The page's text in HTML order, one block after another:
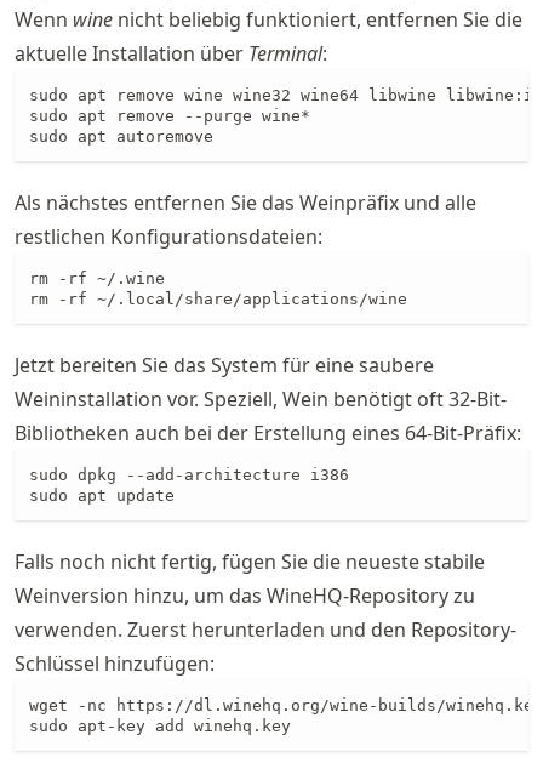
Wenn wine nicht beliebig funktioniert, entfernen Sie die
aktuelle Installation über Terminal:
sudo apt remove wine wine32 wine64 libwine
sudo apt remove --purge wine*
sudo apt autoremove
Als nächstes entfernen Sie das Weinpräfix und alle
restlichen Konfigurationsdateien:
rm -rf ~/.wine
rm -rf ~/.local/share/applications/wine
Jetzt bereiten Sie das System für eine saubere
Weininstallation vor. Speziell, Wein benötigt oft 32-Bit-
Bibliotheken auch bei der Erstellung eines 64-Bit-Präfix:
sudo dpkg --add-architecture i386
sudo apt update
Falls noch nicht fertig, fügen Sie die neueste stabile
Weinversion hinzu, um das WineHQ-Repository zu
verwenden. Zuerst herunterladen und den Repository-
Schlüssel hinzufügen:
wget -nc https://dl.winehq.org/wine-builds/winehq.key
sudo apt-key add winehq.key